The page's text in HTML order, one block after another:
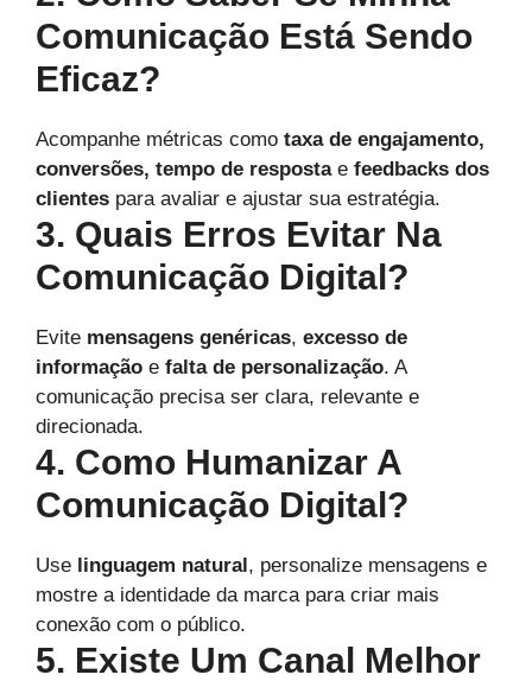
Comunicação Está Sendo
Eficaz?
Acompanhe métricas como taxa de engajamento,
conversões, tempo de respostae feedbacks dos
clientes para avaliar e ajustar sua estratégia.
3. Quais Erros Evitar Na
Comunicação Digital?
Evite mensagens genéricas, excesso de
informação e falta de personalização. A
comunicação precisa ser clara, relevante e
direcionada.
4. Como Humanizar A
Comunicação Digital?
Use linguagem natural, personalize mensagens e
mostre a identidade da marca para criar mais
conexão com o público.
5. Existe Um Canal Melhor